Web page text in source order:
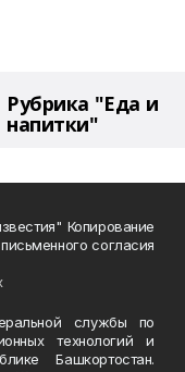
Рубрика "Еда и
напитки"
Копирование
согласия
службы по
технологий и
Башкортостан.